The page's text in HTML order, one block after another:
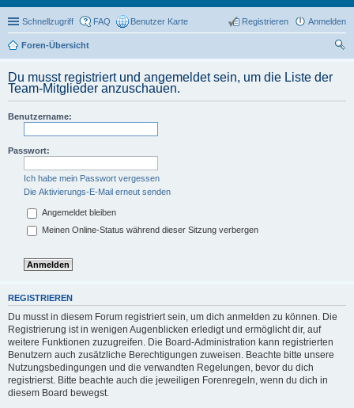
Schnellzugriff FAQ Benutzer Karte Anmelden
Registrieren
Foren-Übersicht
Du musst registriert und angemeldet sein, um die Liste der
Team-Mitglieder anzuschauen.
Benutzername:
Passwort:
Ich habe mein Passwort vergessen
Die Aktivierungs-E-Mail erneut senden
Angemeldet bleiben
Meinen Online-Status während dieser Sitzung verbergen
REGISTRIEREN
Du musst in diesem Forum registriert sein, um dich anmelden zu können. Die
Registrierung ist in wenigen Augenblicken erledigt und ermöglicht dir, auf
weitere Funktionen zuzugreifen. Die Board-Administration kann registrierten
Benutzern auch zusätzliche Berechtigungen zuweisen. Beachte bitte unsere
Nutzungsbedingungen und die verwandten Regelungen, bevor du dich
registrierst. Bitte beachte auch die jeweiligen Forenregeln, wenn du dich in
diesem Board bewegst.